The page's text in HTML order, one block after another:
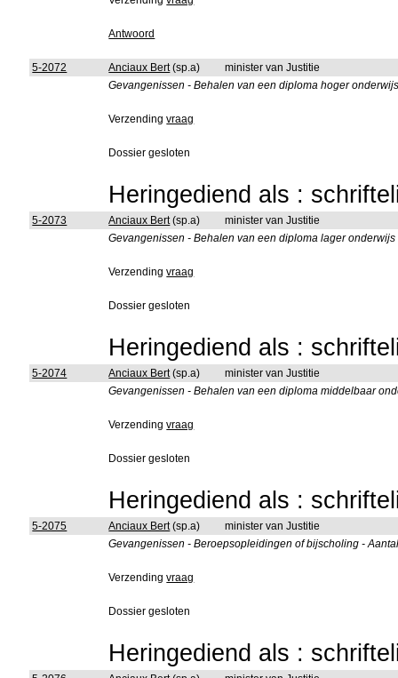
Antwoord
5-2072 Anciaux Bert(sp.a)
minister van Justitie
Gevangenissen - Behalen van een diploma hoger
Verzendingvraag
Dossier gesloten
Heringediend als :
5-2073 Anciaux Bert(sp.a)
minister van Justitie
Gevangenissen - Behalen van een diploma lager
Verzendingvraag
Dossier gesloten
Heringediend als :
5-2074 Anciaux Bert(sp.a)
minister van Justitie
Gevangenissen - Behalen van een diploma middelbaar
Verzendingvraag
Dossier gesloten
Heringediend als :
5-2075 Anciaux Bert(sp.a)
minister van Justitie
Gevangenissen - Beroepsopleidingen of bijscholing -
Verzendingvraag
Dossier gesloten
Heringediend als :